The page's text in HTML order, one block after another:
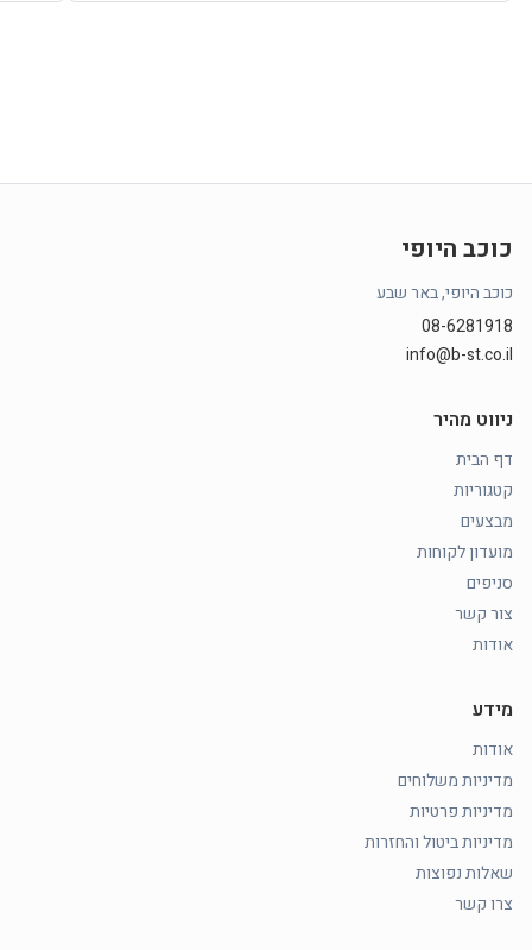
כוכב היופי
כוכב היופי, באר שבע
08-6281918
info@b-st.co.il
ניווט מהיר
דף הבית
קטגוריות
מבצעים
מועדון לקוחות
סניפים
צור קשר
אודות
מידע
אודות
מדיניות משלוחים
מדיניות פרטיות
מדיניות ביטול והחזרות
שאלות נפוצות
צרו קשר